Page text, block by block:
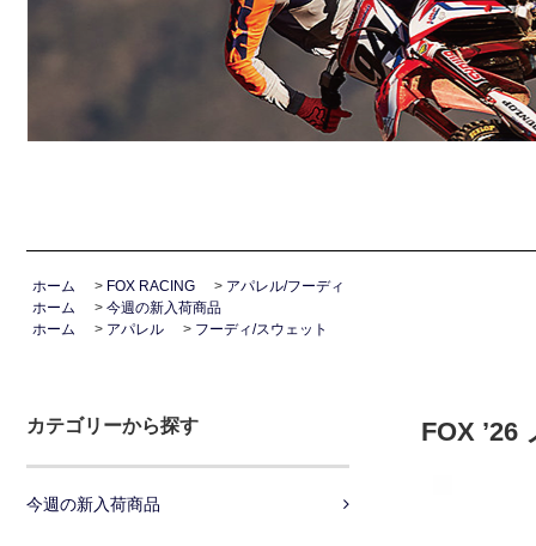
ホーム > FOX RACING > アパレル/フーディ
ホーム
> 今週の新入荷商品
ホーム
> アパレル > フーディ/スウェット
カテゴリーから探す
今週の新入荷商品
FOX